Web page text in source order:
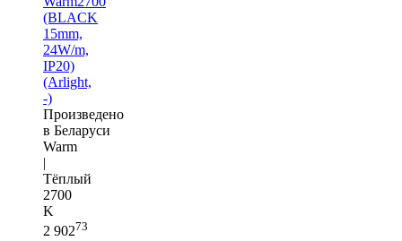
(BLACK
15mm,
24W/m,
IP20)
(Arlight,
-)
Произведено
в Беларуси
Warm
|
Тёплый
2700
K
2 90273